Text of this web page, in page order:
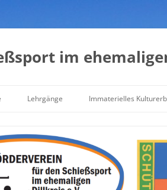
im
Lehrgänge
Schieß- und Standaufsicht
Immaterielles